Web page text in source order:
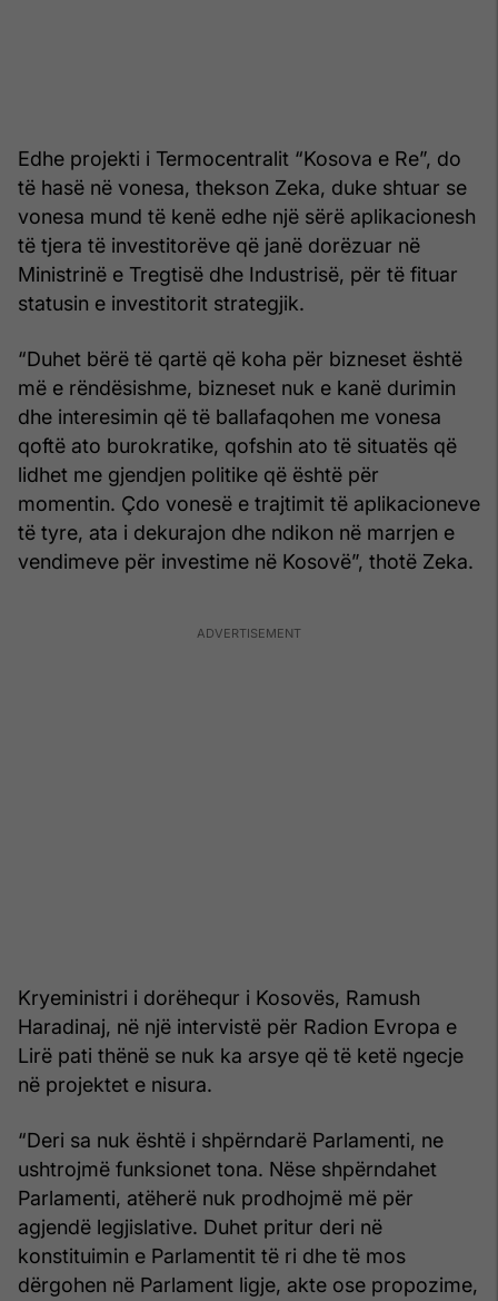
Edhe projekti i Termocentralit “Kosova e Re”, do
të hasë në vonesa, thekson Zeka, duke shtuar se
vonesa mund të kenë edhe një sërë aplikacionesh
të tjera të investitorëve që janë dorëzuar në
Ministrinë e Tregtisë dhe Industrisë, për të fituar
statusin e investitorit strategjik.
“Duhet bërë të qartë që koha për bizneset është
më e rëndësishme, bizneset nuk e kanë durimin
dhe interesimin që të ballafaqohen me vonesa
qoftë ato burokratike, qofshin ato të situatës që
lidhet me gjendjen politike që është për
momentin. Çdo vonesë e trajtimit të aplikacioneve
të tyre, ata i dekurajon dhe ndikon në marrjen e
vendimeve për investime në Kosovë”, thotë Zeka.
Kryeministri i dorëhequr i Kosovës, Ramush
Haradinaj, në një intervistë për Radion Evropa e
Lirë pati thënë se nuk ka arsye që të ketë ngecje
në projektet e nisura.
“Deri sa nuk është i shpërndarë Parlamenti, ne
ushtrojmë funksionet tona. Nëse shpërndahet
Parlamenti, atëherë nuk prodhojmë më për
agjendë legjislative. Duhet pritur deri në
konstituimin e Parlamentit të ri dhe të mos
dërgohen në Parlament ligje, akte ose propozime,